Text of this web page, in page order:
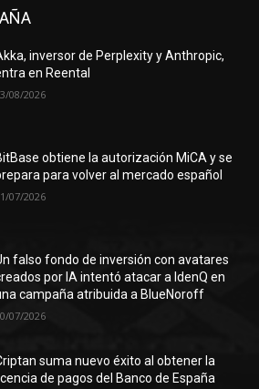
inversor de Perplexity y Anthropic,
en Reental
08/2026
obtiene la autorización MiCA y se
para volver al mercado español
07/2026
falso fondo de inversión con avatares
por IA intentó atacar a IdenQ en
campaña atribuida a BlueNoroff
07/2026
suma nuevo éxito al obtener la
de pagos del Banco de España